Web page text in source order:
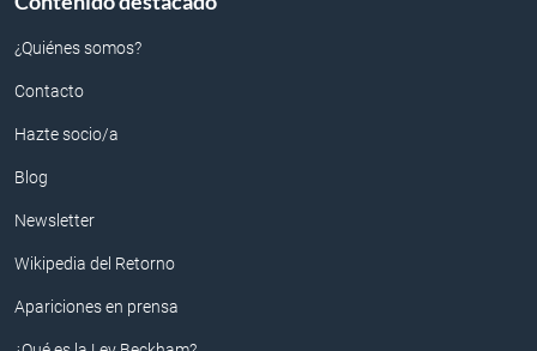
¿Quiénes somos?
Contacto
Hazte socio/a
Blog
Newsletter
Wikipedia del Retorno
Apariciones en prensa